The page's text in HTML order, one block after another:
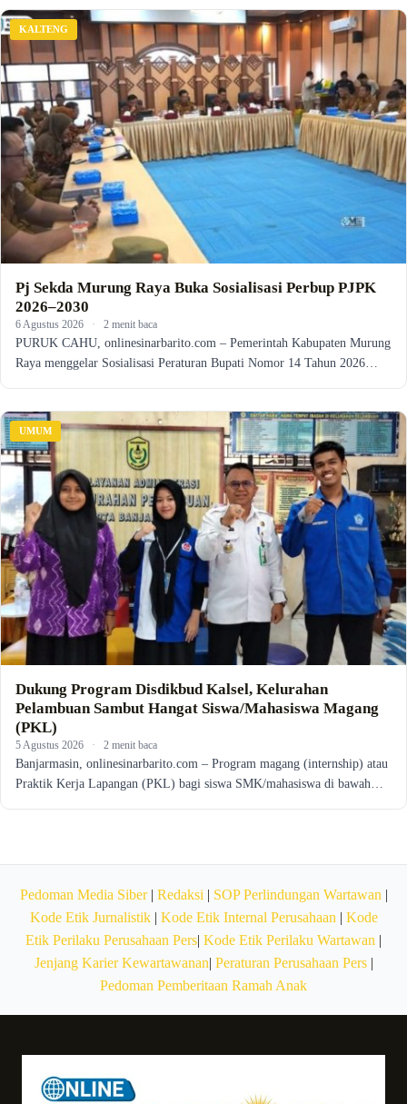
KALTENG
Pj Sekda Murung Raya Buka Sosialisasi Perbup PJPK
2026–2030
6 Agustus 2026 · 2 menit baca
PURUK CAHU, onlinesinarbarito.com – Pemerintah Kabupaten Murung
Raya menggelar Sosialisasi Peraturan Bupati Nomor 14 Tahun 2026…
UMUM
Dukung Program Disdikbud Kalsel, Kelurahan
Pelambuan Sambut Hangat Siswa/Mahasiswa Magang
(PKL)
5 Agustus 2026 · 2 menit baca
Banjarmasin, onlinesinarbarito.com – Program magang (internship) atau
Praktik Kerja Lapangan (PKL) bagi siswa SMK/mahasiswa di bawah…
Pedoman Media Siber| Redaksi | SOP Perlindungan Wartawan |
Kode Etik Jurnalistik| Kode Etik Internal Perusahaan | Kode
Etik Perilaku Perusahaan Pers| Kode Etik Perilaku Wartawan |
Jenjang Karier Kewartawanan| Peraturan Perusahaan Pers|
Pedoman Pemberitaan Ramah Anak